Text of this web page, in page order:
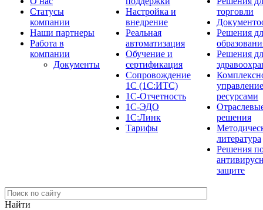
Cтатусы
компании
Наши партнеры
Работа в
компании
Документы
Настройка и
внедрение
Реальная
автоматизация
Обучение и
сертификация
Сопровождение
1С (1С:ИТС)
1С-Отчетность
1С-ЭДО
1С:Линк
Тарифы
торговли
Решения
Решения
управление
ресурсами
решения
литература
Решения
защите
Найти